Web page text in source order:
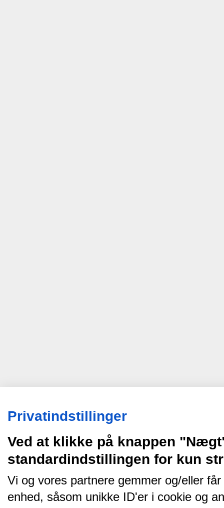
Privatindstillinger
Ved at klikke på knappen
standardindstillingen for kun
Vi og vores partnere gemmer og/eller
enhed, såsom unikke ID'er i cookie og